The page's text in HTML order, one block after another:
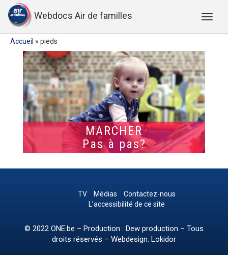
Webdocs Air de familles
Accueil » pieds
MARCHER
Pas à pas?
TV Médias
Contactez-nous
L’accessibilité de ce site
© 2022 ONE.be – Production : Dew production – Tous
droits réservés – Webdesign: Lokidor